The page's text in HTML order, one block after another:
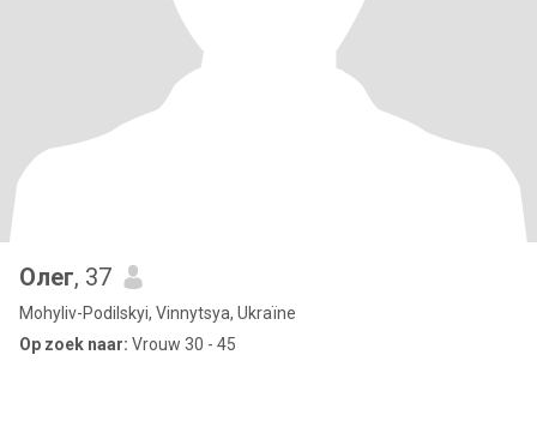
Олег, 37
Mohyliv-Podilskyi, Vinnytsya, Ukraïne
Op zoek naar: Vrouw 30 - 45